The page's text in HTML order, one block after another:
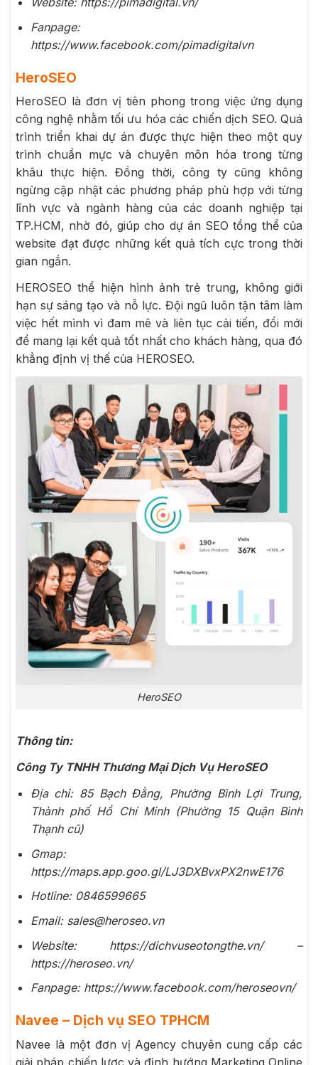
Fanpage:
https://www.facebook.com/pimadigitalvn
HeroSEO
HeroSEO là đơn vị tiên phong trong việc ứng dụng
công nghệ nhằm tối ưu hóa các chiến dịch SEO. Quá
trình triển khai dự án được thực hiện theo một quy
trình chuẩn mực và chuyên môn hóa trong từng
khâu thực hiện. Đồng thời, công ty cũng không
ngừng cập nhật các phương pháp phù hợp với từng
lĩnh vực và ngành hàng của các doanh nghiệp tại
TP.HCM, nhờ đó, giúp cho dự án SEO tổng thể của
website đạt được những kết quả tích cực trong thời
gian ngắn.
HEROSEO thể hiện hình ảnh trẻ trung, không giới
hạn sự sáng tạo và nỗ lực. Đội ngũ luôn tận tâm làm
việc hết mình vì đam mê và liên tục cải tiến, đổi mới
để mang lại kết quả tốt nhất cho khách hàng, qua đó
khẳng định vị thế của HEROSEO.
HeroSEO
Thông tin:
Công Ty TNHH Thương Mại Dịch Vụ HeroSEO
Địa chỉ: 85 Bạch Đằng, Phường Bình Lợi Trung,
Thành phố Hồ Chí Minh (Phường 15 Quận Bình
Thạnh cũ)
Gmap:
https://maps.app.goo.gl/LJ3DXBvxPX2nwE176
Hotline: 0846599665
Email: sales@heroseo.vn
Website: https://dichvuseotongthe.vn/ –
https://heroseo.vn/
Fanpage: https://www.facebook.com/heroseovn/
Navee – Dịch vụ SEO TPHCM
Navee là một đơn vị Agency chuyên cung cấp các
giải pháp chiến lược và định hướng Marketing Online